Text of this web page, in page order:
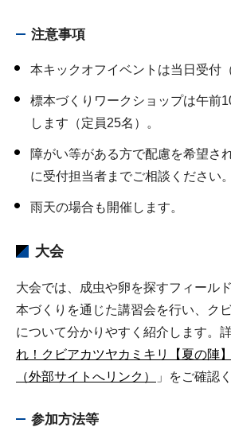
注意事項
本キックオフイベントは当日受付
標本づくりワークショップは午前
します（定員25名）。
障がい等がある方で配慮を希望さ
に受付担当者までご相談ください。
雨天の場合も開催します。
大会
大会では、成虫や卵を探すフィール
本づくりを通じた講習会を行い、ク
について分かりやすく紹介します。
れ！クビアカツヤカミキリ【夏の陣
（外部サイトへリンク）
」をご確認
参加方法等